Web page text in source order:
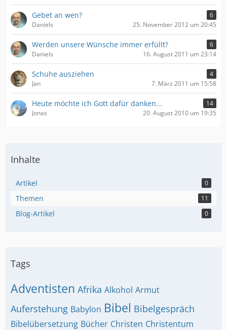
Gebet an wen?
6
Daniels
25. November 2012 um 20:45
Werden unsere Wünsche immer erfüllt?
6
Daniels
16. August 2011 um 23:14
Schuhe ausziehen
4
Jan
7. März 2011 um 15:58
Heute möchte ich Gott dafür danken...
14
Jonas
20. August 2010 um 19:35
Inhalte
Artikel 0
Themen 11
Blog-Artikel 0
Tags
Adventisten Afrika Alkohol Armut
Auferstehung Babylon Bibel Bibelgespräch
Bibelübersetzung Bücher Christen Christentum